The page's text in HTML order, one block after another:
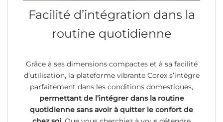
Facilité d’intégration dans la
routine quotidienne
Grâce à ses dimensions compactes et à sa facilité
d’utilisation, la plateforme vibrante Corex s’intègre
parfaitement dans les conditions domestiques,
permettant de l’intégrer dans la routine
quotidienne sans avoir à quitter le confort de